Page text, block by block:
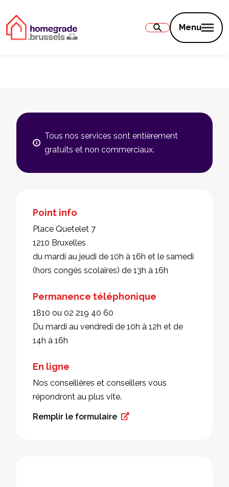
Menu
Tous nos services sont entièrement
gratuits et non commerciaux.
Point info
Place Quetelet 7
1210 Bruxelles
du mardi au jeudi de 10h à 16h et le samedi
(hors congés scolaires) de 13h à 16h
Permanence téléphonique
1810 ou 02 219 40 60
Du mardi au vendredi de 10h à 12h et de
14h à 16h
En ligne
Nos conseillères et conseillers vous
répondront au plus vite.
Remplir le formulaire